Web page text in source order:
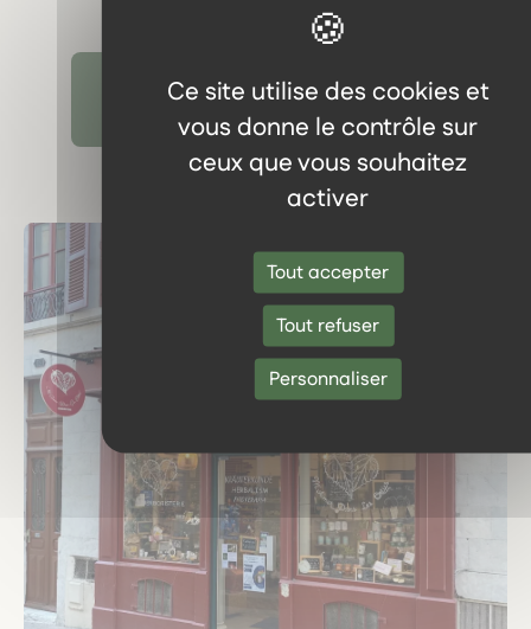
Ce site utilise des cookies et
vous donne le contrôle sur
ceux que vous souhaitez
activer
Tout accepter
Tout refuser
Personnaliser
Découvrir tous les témoignages